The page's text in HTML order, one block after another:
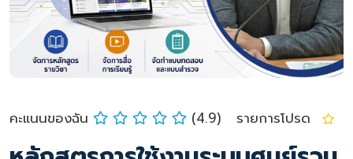
คะแนนของฉัน (4.9) รายการโปรด